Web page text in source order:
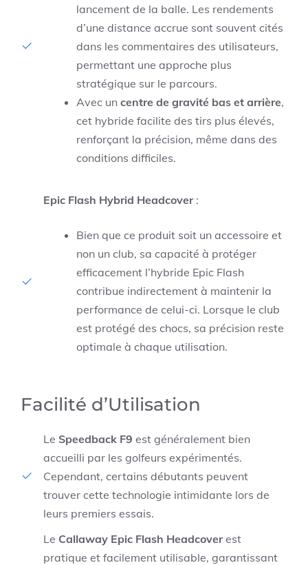
lancement de la balle. Les rendements
d’une distance accrue sont souvent cités
dans les commentaires des utilisateurs,
permettant une approche plus
stratégique sur le parcours.
Avec un centre de gravité bas et arrière,
cet hybride facilite des tirs plus élevés,
renforçant la précision, même dans des
conditions difficiles.
Epic Flash Hybrid Headcover:
Bien que ce produit soit un accessoire et
non un club, sa capacité à protéger
efficacement l’hybride Epic Flash
contribue indirectement à maintenir la
performance de celui-ci. Lorsque le club
est protégé des chocs, sa précision reste
optimale à chaque utilisation.
Facilité d’Utilisation
Le Speedback F9 est généralement bien
accueilli par les golfeurs expérimentés.
Cependant, certains débutants peuvent
trouver cette technologie intimidante lors de
leurs premiers essais.
Le Callaway Epic Flash Headcoverest
pratique et facilement utilisable, garantissant